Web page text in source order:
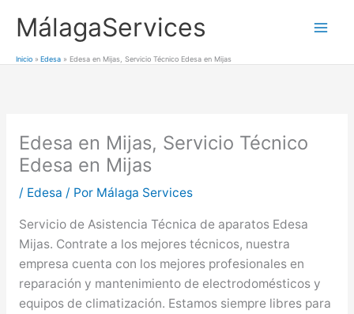
MálagaServices
Inicio Edesa Edesa en Mijas, Servicio Técnico Edesa en Mijas
Edesa en Mijas, Servicio Técnico
Edesa en Mijas
/ Edesa / Por Málaga Services
Servicio de Asistencia Técnica de aparatos Edesa
Mijas. Contrate a los mejores técnicos, nuestra
empresa cuenta con los mejores profesionales en
reparación y mantenimiento de electrodomésticos y
equipos de climatización. Estamos siempre libres para